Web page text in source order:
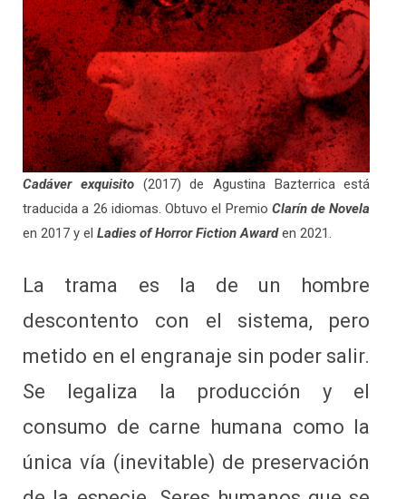
Cadáver exquisito(2017) de Agustina Bazterrica está
traducida a 26 idiomas. Obtuvo el Premio Clarín de Novela
en 2017 y elLadies of Horror Fiction Awarden 2021.
La trama es la de un hombre
descontento con el sistema, pero
metido en el engranaje sin poder salir.
Se legaliza la producción y el
consumo de carne humana como la
única vía (inevitable) de preservación